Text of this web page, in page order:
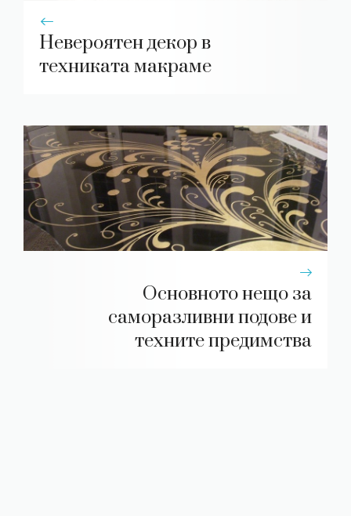
Невероятен декор в
техниката макраме
Основното нещо за
саморазливни подове и
техните предимства